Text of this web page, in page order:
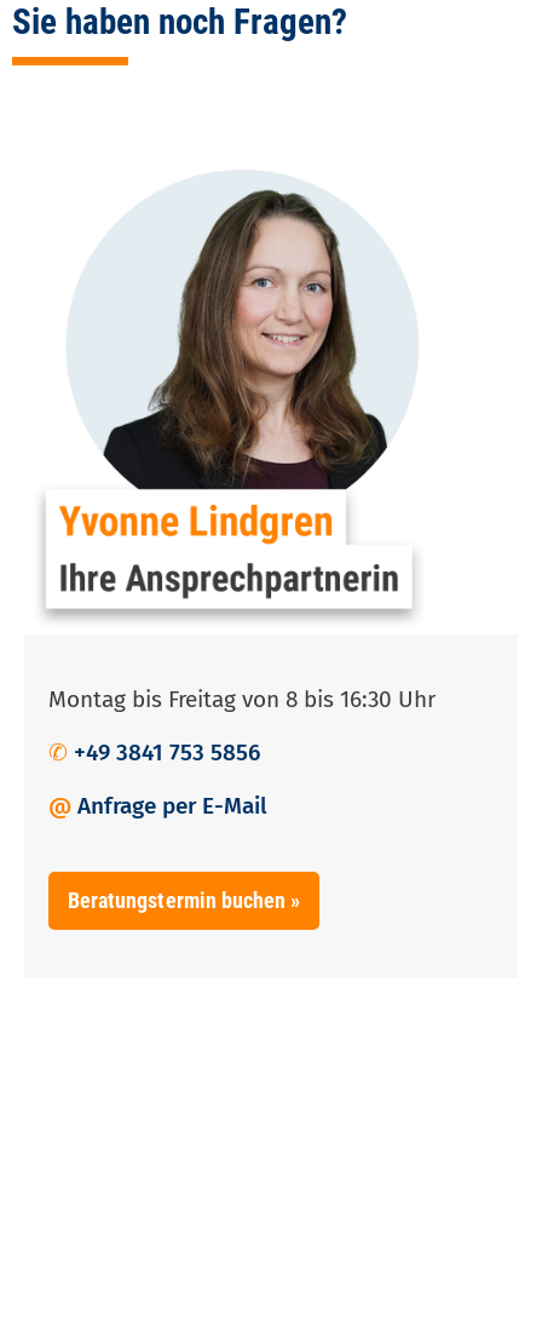
Sie haben noch Fragen?
Montag bis Freitag von 8 bis 16:30 Uhr
✆ +49 3841 753 5856
@ Anfrage per E-Mail
Beratungstermin buchen »